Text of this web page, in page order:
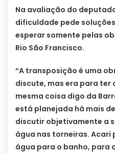
Na avaliação do
dificuldade pede
esperar somente pelas
Rio São Francisco.
“A transposição é uma
discute, mas era para ter
mesma coisa digo da
está planejada há mais
discutir objetivamente a
água nas torneiras. Acari
água para o banho, para